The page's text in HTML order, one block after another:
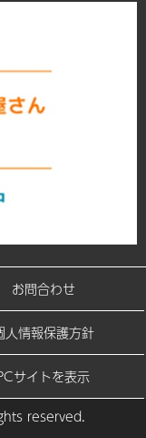
お問合わせ
人情報保護方針
サイトを表示
reserved.